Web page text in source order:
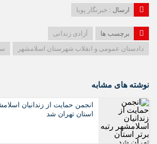
ارسال : خبرنگار پویا
برچسب ها
آزادی زندانی
دادستان عمومی و انقلاب شهرستان اسلامشهر
نوشته های مشابه
انجمن حمایت از زندانیان
استان تهران شد